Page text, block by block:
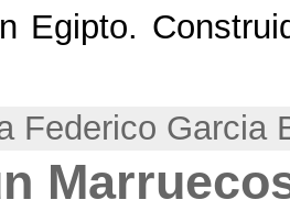
Egipto.
Federico Garcia